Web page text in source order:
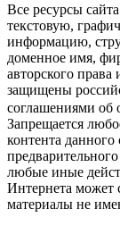
Все ресурсы
текстовую,
информацию,
доменное имя,
авторского права
защищены
соглашениями об
Запрещается
контента
любые иные
Интернета может
материалы не